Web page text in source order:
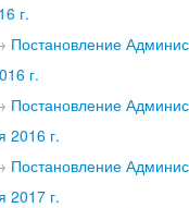
г.
Постановление
г.
Постановление
2016 г.
Постановление
2017 г.